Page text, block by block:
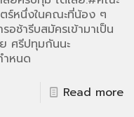
ร์หนึ่งในคณะที่น้อง ๆ
ช้ารีบสมัครเข้ามาเป็น
ศรีปทุมกันนะ
ำหนด
Read more